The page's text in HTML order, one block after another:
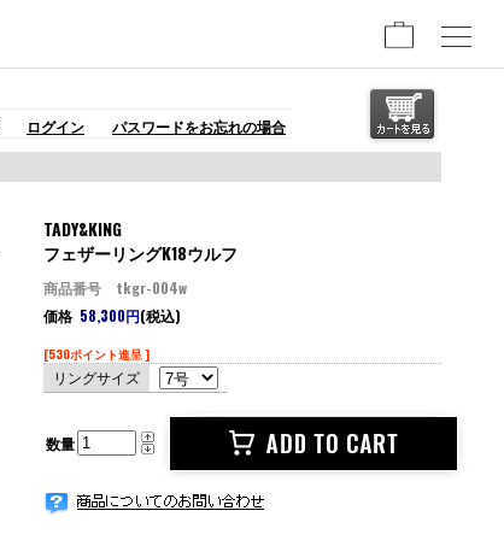
ログイン パスワードをお忘れの場合
TADY&KING
フェザーリングK18ウルフ
商品番号 tkgr-004w
価格 58,300円(税込)
[530ポイント進呈 ]
リングサイズ
数量